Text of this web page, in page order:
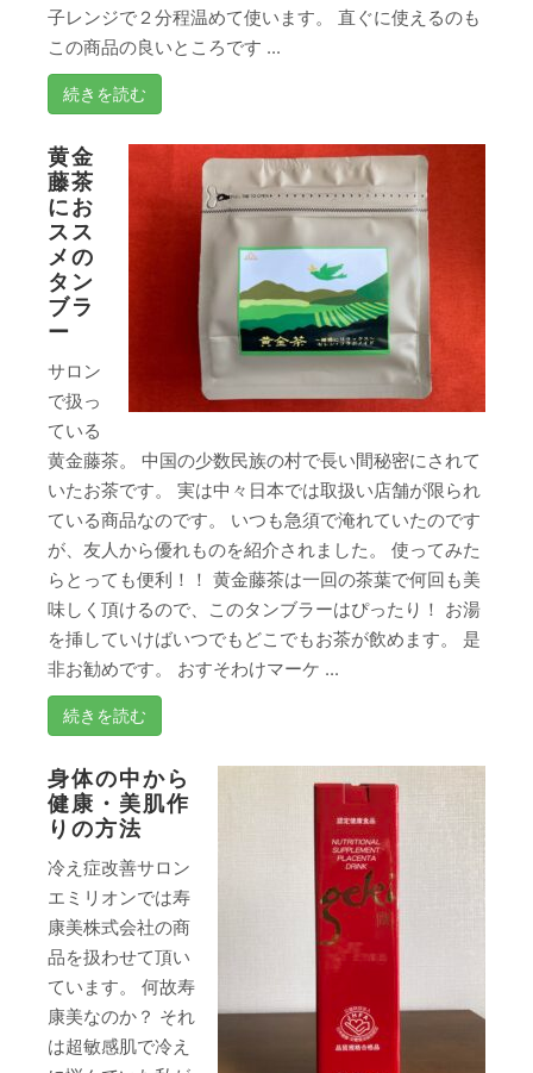
子レンジで２分程温めて使います。 直ぐに使えるのも
この商品の良いところです ...
続きを読む
黄金
藤茶
にお
スス
メの
タン
ブラ
ー
サロン
で扱っ
ている
黄金藤茶。 中国の少数民族の村で長い間秘密にされて
いたお茶です。 実は中々日本では取扱い店舗が限られ
ている商品なのです。 いつも急須で淹れていたのです
が、友人から優れものを紹介されました。 使ってみた
らとっても便利！！ 黄金藤茶は一回の茶葉で何回も美
味しく頂けるので、このタンブラーはぴったり！ お湯
を挿していけばいつでもどこでもお茶が飲めます。 是
非お勧めです。 おすそわけマーケ ...
続きを読む
身体の中から
健康・美肌作
りの方法
冷え症改善サロン
エミリオンでは寿
康美株式会社の商
品を扱わせて頂い
ています。 何故寿
康美なのか？ それ
は超敏感肌で冷え